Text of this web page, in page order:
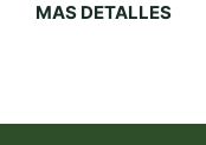
MAS DETALLES